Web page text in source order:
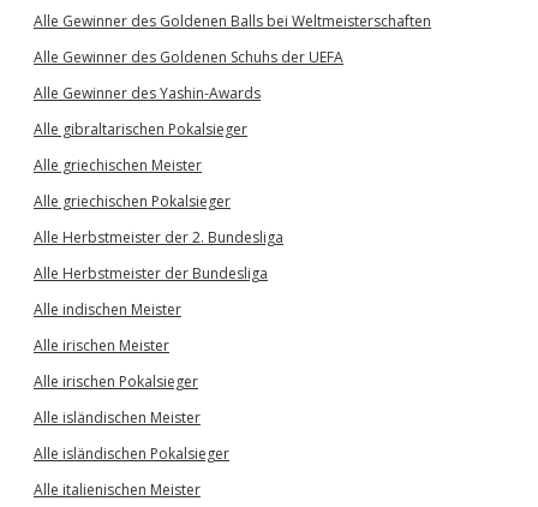
Alle Gewinner des Goldenen Balls bei Weltmeisterschaften
Alle Gewinner des Goldenen Schuhs der UEFA
Alle Gewinner des Yashin-Awards
Alle gibraltarischen Pokalsieger
Alle griechischen Meister
Alle griechischen Pokalsieger
Alle Herbstmeister der 2. Bundesliga
Alle Herbstmeister der Bundesliga
Alle indischen Meister
Alle irischen Meister
Alle irischen Pokalsieger
Alle isländischen Meister
Alle isländischen Pokalsieger
Alle italienischen Meister